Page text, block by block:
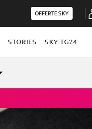
OFFERTE SKY
STORIES SKY TG24